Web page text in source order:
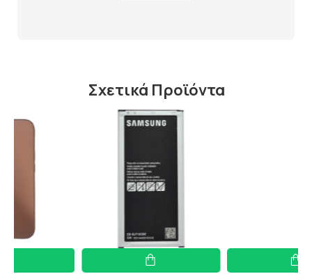
Σχετικά Προϊόντα